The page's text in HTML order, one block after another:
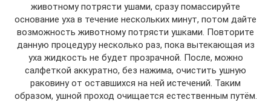
животному потрясти ушами, сразу помассируйте
основание уха в течение нескольких минут, потом дайте
возможность животному потрясти ушками. Повторите
данную процедуру несколько раз, пока вытекающая из
уха жидкость не будет прозрачной. После, можно
салфеткой аккуратно, без нажима, очистить ушную
раковину от оставшихся на ней истечений. Таким
образом, ушной проход очищается естественным путём.